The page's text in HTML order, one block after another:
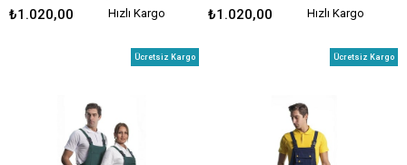
₺1.020,00 Hızlı Kargo ₺1.020,00 Hızlı Kargo
Ücretsiz Kargo Ücretsiz Kargo